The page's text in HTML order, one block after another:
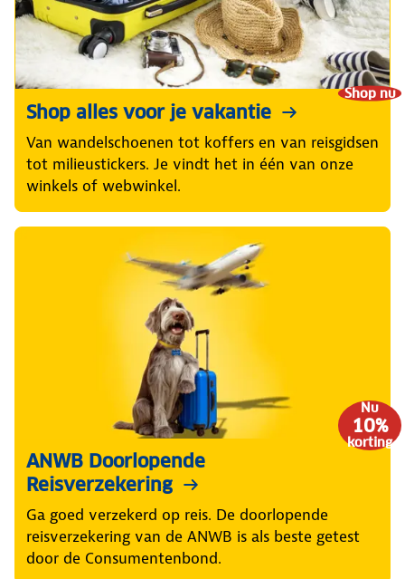
Shop nu
Shop alles voor je vakantie
Van wandelschoenen tot koffers en van reisgidsen
tot milieustickers. Je vindt het in één van onze
winkels of webwinkel.
Nu
10%
korting
ANWB Doorlopende
Reisverzekering
Ga goed verzekerd op reis. De doorlopende
reisverzekering van de ANWB is als beste getest
door de Consumentenbond.